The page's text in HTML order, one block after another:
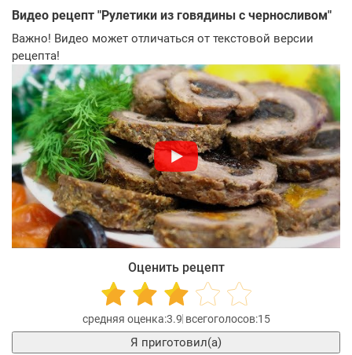
Видео рецепт "Рулетики из говядины с черносливом"
Важно! Видео может отличаться от текстовой версии
рецепта!
Оценить рецепт
3.9 15
Я приготовил(а)